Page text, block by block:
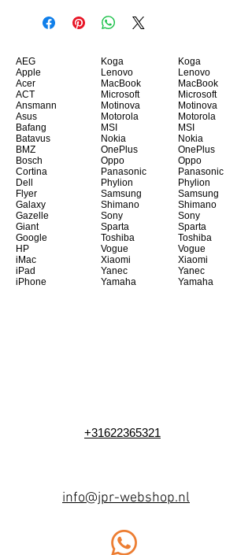
AEG
Apple
Acer
ACT
Ansmann
Asus
Bafang
Batavus
BMZ
Bosch
Cortina
Dell
Flyer
Galaxy
Gazelle
Giant
Google
HP
iMac
iPad
iPhone
Koga
Lenovo
MacBook
Microsoft
Motinova
Motorola
MSI
Nokia
OnePlus
Oppo
Panasonic
Phylion
Samsung
Shimano
Sony
Sparta
Toshiba
Vogue
Xiaomi
Yanec
Yamaha
Koga
Lenovo
MacBook
Microsoft
Motinova
Motorola
MSI
Nokia
OnePlus
Oppo
Panasonic
Phylion
Samsung
Shimano
Sony
Sparta
Toshiba
Vogue
Xiaomi
Yanec
Yamaha
+31622365321
info@jpr-webshop.nl